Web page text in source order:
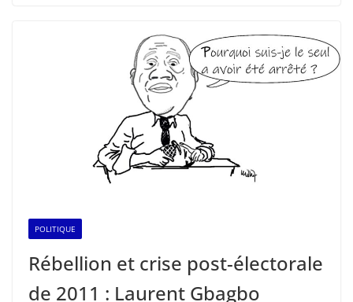
POLITIQUE
Rébellion et crise post-électorale
de 2011 : Laurent Gbagbo